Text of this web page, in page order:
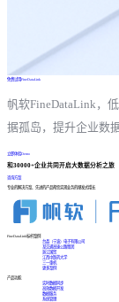
免费试用FineDataLink
帆软FineDataLink，
据孤岛，提升企业数
立即体验Demo
和30000+企业共同开启大数据分析之旅
咨询方案
专业的解决方案、先进的产品帮您实现业务的爆发式增长
FineDataLink标杆案例
台晶（宁波）电子有限公司
某交通高速公路集团
浙江国贸
江西中医药大学
三一重机
更多案例
产品功能
实时数据同步
高效数据开发
数据服务
系统管理